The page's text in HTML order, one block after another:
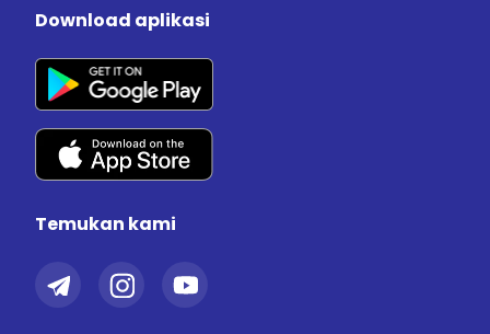
Download aplikasi
Temukan kami